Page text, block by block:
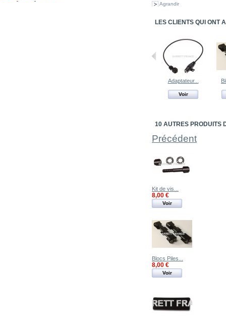
Agrandir
LES CLIENTS QUI ONT
Adaptateur...
Voir
10 AUTRES PRODUITS
Précédent
Kit de vis...
8,00 €
Voir
Blocs Piles...
8,00 €
Voir